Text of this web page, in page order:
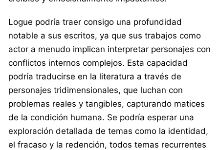
Logue podría traer consigo una profundidad
notable a sus escritos, ya que sus trabajos como
actor a menudo implican interpretar personajes con
conflictos internos complejos. Esta capacidad
podría traducirse en la literatura a través de
personajes tridimensionales, que luchan con
problemas reales y tangibles, capturando matices
de la condición humana. Se podría esperar una
exploración detallada de temas como la identidad,
el fracaso y la redención, todos temas recurrentes